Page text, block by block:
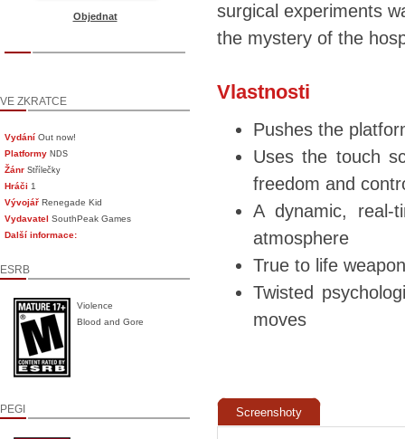
Objednat
VE ZKRATCE
Vydání Out now!
Platformy NDS
Žánr Střílečky
Hráči 1
Vývojář Renegade Kid
Vydavatel SouthPeak Games
Další informace:
ESRB
Violence
Blood and Gore
PEGI
surgical experiments
the mystery of the
Vlastnosti
Pushes the
Uses the touch
freedom and
A dynamic, real-
atmosphere
True to life
Twisted
moves
Screenshoty